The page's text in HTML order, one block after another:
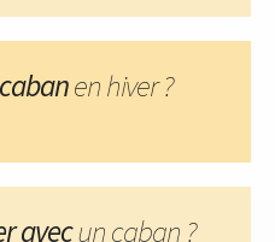
en hiver ?
avecun caban ?